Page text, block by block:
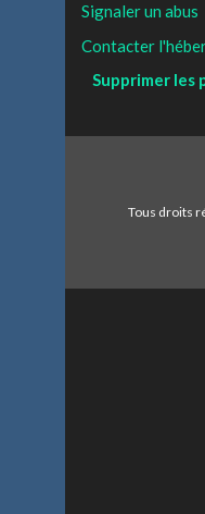
Signaler un abus
Contacter
Supprimer les
Tous droits